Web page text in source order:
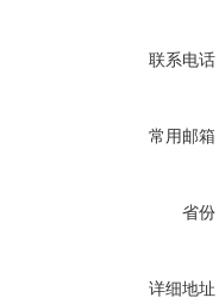
联系电话
常用邮箱
省份
详细地址